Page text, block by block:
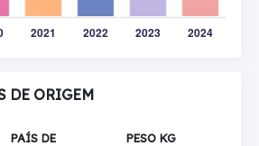
DE ORIGEM
PAÍS DE
PESO KG